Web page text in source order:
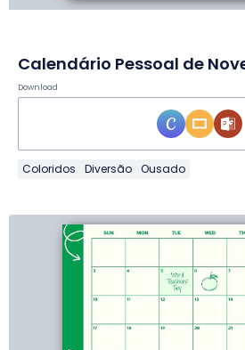
Download
Coloridos Diversão Ousado